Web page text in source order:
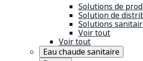
Solutions de
Solution de
Solutions
Voir tout
Voir tout
Eau chaude sanitaire